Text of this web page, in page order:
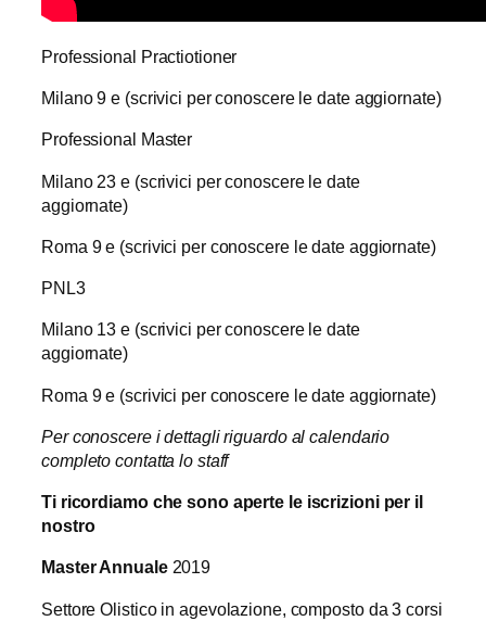
Professional Practiotioner
Milano 9 e (scrivici per conoscere le date aggiornate)
Professional Master
Milano 23 e (scrivici per conoscere le date
aggiornate)
Roma 9 e (scrivici per conoscere le date aggiornate)
PNL3
Milano 13 e (scrivici per conoscere le date
aggiornate)
Roma 9 e (scrivici per conoscere le date aggiornate)
Per conoscere i dettagli riguardo al calendario
completo contatta lo staff
Ti ricordiamo che sono aperte le iscrizioni per il
nostro
Master Annuale 2019
Settore Olistico in agevolazione, composto da 3 corsi